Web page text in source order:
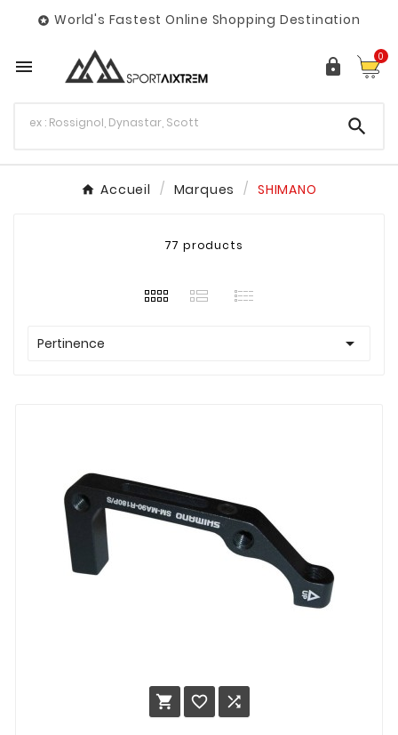
 World's Fastest Online Shopping Destination
  0

Accueil Marques SHIMANO
77 products
Pertinence 
  